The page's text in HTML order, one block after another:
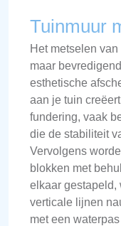
Tuinmuur
Het metselen
maar
esthetische
aan je tuin
fundering, vaak
die de stabiliteit
Vervolgens
blokken met
elkaar gestapeld,
verticale lijnen
met een